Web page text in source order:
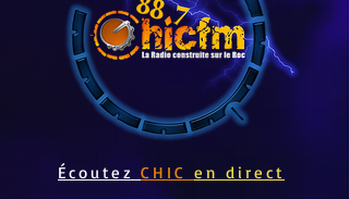
Écoutez CHIC en direct